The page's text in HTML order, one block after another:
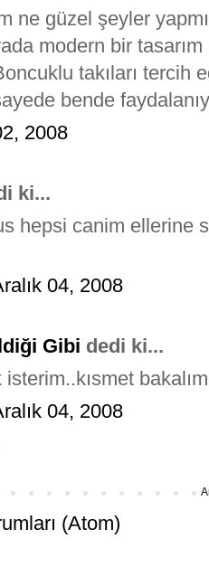
ne güzel şeyler
modern bir
takıları tercih
bende
2008
ki...
hepsi canim ellerine
04, 2008
Gibi dedi ki...
isterim..kısmet
04, 2008
(Atom)